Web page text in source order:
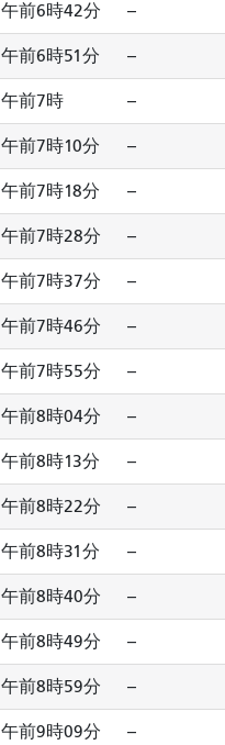
午前6時42分 --
午前6時51分 --
午前7時 --
午前7時10分 --
午前7時18分 --
午前7時28分 --
午前7時37分 --
午前7時46分 --
午前7時55分 --
午前8時04分 --
午前8時13分 --
午前8時22分 --
午前8時31分 --
午前8時40分 --
午前8時49分 --
午前8時59分 --
午前9時09分 --